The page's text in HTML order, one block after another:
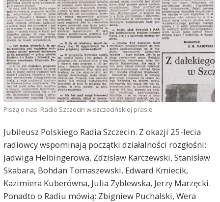
Piszą o nas. Radio Szczecin w szczecińskiej prasie
Jubileusz Polskiego Radia Szczecin. Z okazji 25-lecia
radiowcy wspominają początki działalności rozgłośni:
Jadwiga Helbingerowa, Zdzisław Karczewski, Stanisław
Skabara, Bohdan Tomaszewski, Edward Kmiecik,
Kazimiera Kuberówna, Julia Zyblewska, Jerzy Marzęcki.
Ponadto o Radiu mówią: Zbigniew Puchalski, Wera